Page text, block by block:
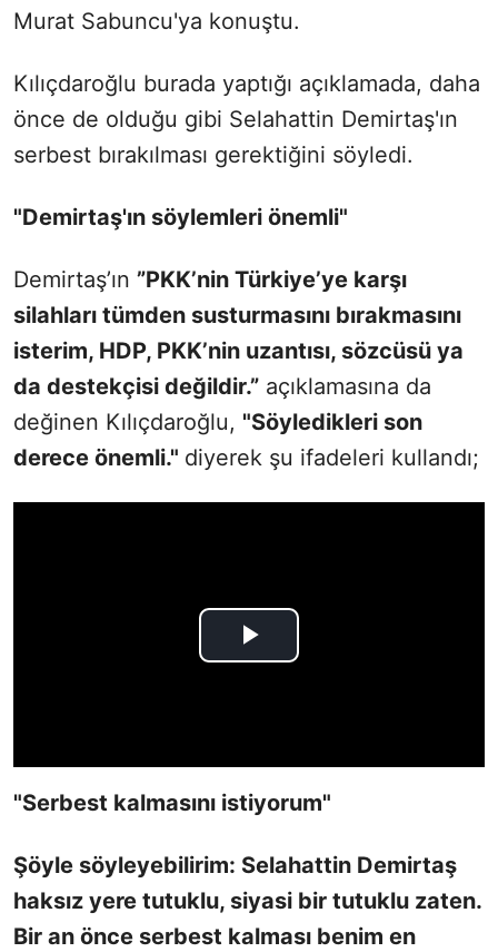
Murat Sabuncu'ya konuştu.
Kılıçdaroğlu burada yaptığı açıklamada, daha
önce de olduğu gibi Selahattin Demirtaş'ın
serbest bırakılması gerektiğini söyledi.
"Demirtaş'ın söylemleri önemli"
Demirtaş’ın ”PKK’nin Türkiye’ye karşı
silahları tümden susturmasını bırakmasını
isterim, HDP, PKK’nin uzantısı, sözcüsü ya
da destekçisi değildir.” açıklamasına da
değinen Kılıçdaroğlu, "Söyledikleri son
derece önemli." diyerek şu ifadeleri kullandı;
"Serbest kalmasını istiyorum"
Şöyle söyleyebilirim: Selahattin Demirtaş
haksız yere tutuklu, siyasi bir tutuklu zaten.
Bir an önce serbest kalması benim en